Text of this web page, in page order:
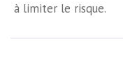
à limiter le risque.